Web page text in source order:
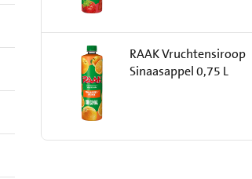
RAAK Vruchtensiroop
Sinaasappel 0,75 L